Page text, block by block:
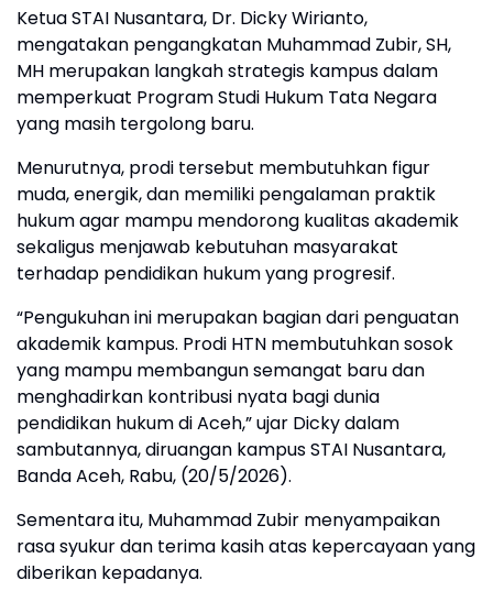
‎Ketua STAI Nusantara, Dr. Dicky Wirianto,
mengatakan pengangkatan Muhammad Zubir, SH,
MH merupakan langkah strategis kampus dalam
memperkuat Program Studi Hukum Tata Negara
yang masih tergolong baru.
‎Menurutnya, prodi tersebut membutuhkan figur
muda, energik, dan memiliki pengalaman praktik
hukum agar mampu mendorong kualitas akademik
sekaligus menjawab kebutuhan masyarakat
terhadap pendidikan hukum yang progresif.
‎“Pengukuhan ini merupakan bagian dari penguatan
akademik kampus. Prodi HTN membutuhkan sosok
yang mampu membangun semangat baru dan
menghadirkan kontribusi nyata bagi dunia
pendidikan hukum di Aceh,” ujar Dicky dalam
sambutannya, diruangan kampus STAI Nusantara,
Banda Aceh, Rabu, (20/5/2026).
‎Sementara itu, Muhammad Zubir menyampaikan
rasa syukur dan terima kasih atas kepercayaan yang
diberikan kepadanya.